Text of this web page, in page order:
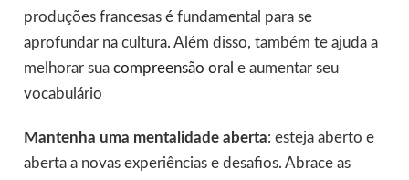
produções francesas é fundamental para se
aprofundar na cultura. Além disso, também te ajuda a
melhorar sua compreensão oral e aumentar seu
vocabulário
Mantenha uma mentalidade aberta: esteja aberto e
aberta a novas experiências e desafios. Abrace as